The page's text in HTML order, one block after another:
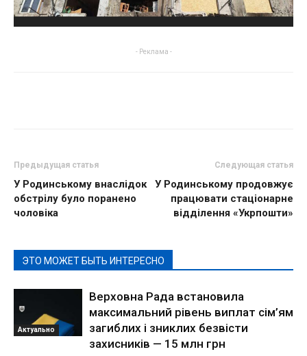
- Реклама -
Предыдущая статья
У Родинському внаслідок
обстрілу було поранено
чоловіка
Следующая статья
У Родинському продовжує
працювати стаціонарне
відділення «Укрпошти»
ЭТО МОЖЕТ БЫТЬ ИНТЕРЕСНО
Актуально
Верховна Рада встановила
максимальний рівень виплат сім’ям
загиблих і зниклих безвісти
захисників — 15 млн грн